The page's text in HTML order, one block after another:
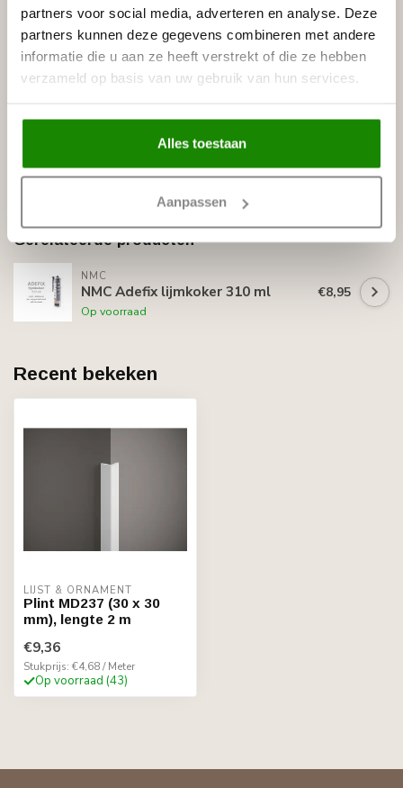
partners voor social media, adverteren en analyse. Deze
partners kunnen deze gegevens combineren met andere
informatie die u aan ze heeft verstrekt of die ze hebben
verzameld op basis van uw gebruik van hun services.
Alles toestaan
Aanpassen
om hoeken te beschermen.
Analoog: Hoekprofiel Homestar CP30, Hoeklijst Wallstyl
WE1
Tags
Gerelateerde producten
NMC
NMC Adefix lijmkoker 310 ml
Op voorraad
€8,95
Recent bekeken
LIJST & ORNAMENT
Plint MD237 (30 x 30
mm), lengte 2 m
€9,36
Stukprijs: €4,68 / Meter
Op voorraad (43)